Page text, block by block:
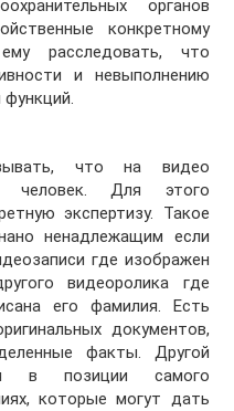
органов
конкретному
расследовать, что
и невыполнению
что на видео
человек. Для этого
экспертизу. Такое
ненадлежащим если
где изображен
видеоролика где
его фамилия. Есть
документов,
факты. Другой
в позиции самого
которые могут дать